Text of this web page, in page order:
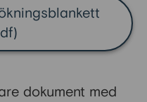
dokument med